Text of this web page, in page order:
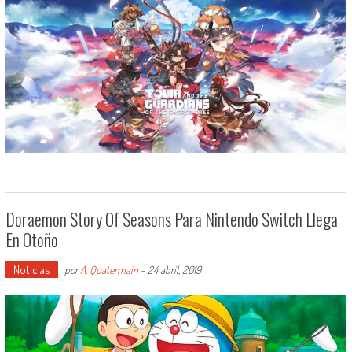
Doraemon Story Of Seasons Para Nintendo Switch Llega
En Otoño
Noticias porA. Quatermain- 24 abril, 2019